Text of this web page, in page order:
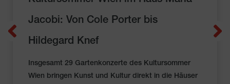
Jacobi: Von Cole Porter bis
Hildegard Knef
Insgesamt 29 Gartenkonzerte des Kultursommer
Wien bringen Kunst und Kultur direkt in die Häuser